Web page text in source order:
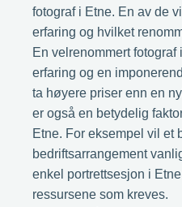
fotograf i Etne. En av de
erfaring og hvilket
En velrenommert
erfaring og en
ta høyere priser enn en
er også en betydelig
Etne. For eksempel vil et
bedriftsarrangement
enkel portrettsesjon i
ressursene som kreves.